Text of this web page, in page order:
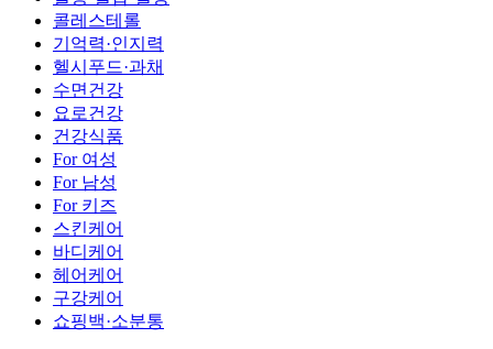
콜레스테롤
기억력·인지력
헬시푸드·과채
수면건강
요로건강
건강식품
For 여성
For 남성
For 키즈
스킨케어
바디케어
헤어케어
구강케어
쇼핑백·소분통